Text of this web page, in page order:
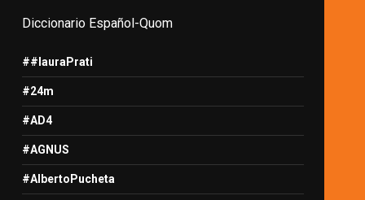
Diccionario Español-Quom
##lauraPrati
#24m
#AD4
#AGNUS
#AlbertoPucheta